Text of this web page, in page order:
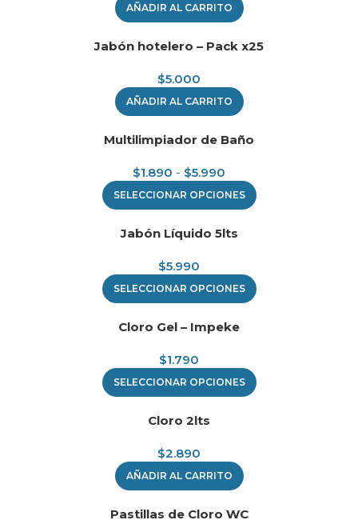
AÑADIR AL CARRITO
Jabón hotelero – Pack x25
$5.000
AÑADIR AL CARRITO
Multilimpiador de Baño
$1.890 - $5.990
SELECCIONAR OPCIONES
Jabón Líquido 5lts
$5.990
SELECCIONAR OPCIONES
Cloro Gel – Impeke
$1.790
SELECCIONAR OPCIONES
Cloro 2lts
$2.890
AÑADIR AL CARRITO
Pastillas de Cloro WC